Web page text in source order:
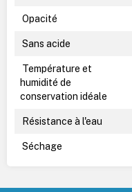
Opacité
Sans acide
Température et
humidité de
conservation idéale
Résistance à l'eau
Séchage